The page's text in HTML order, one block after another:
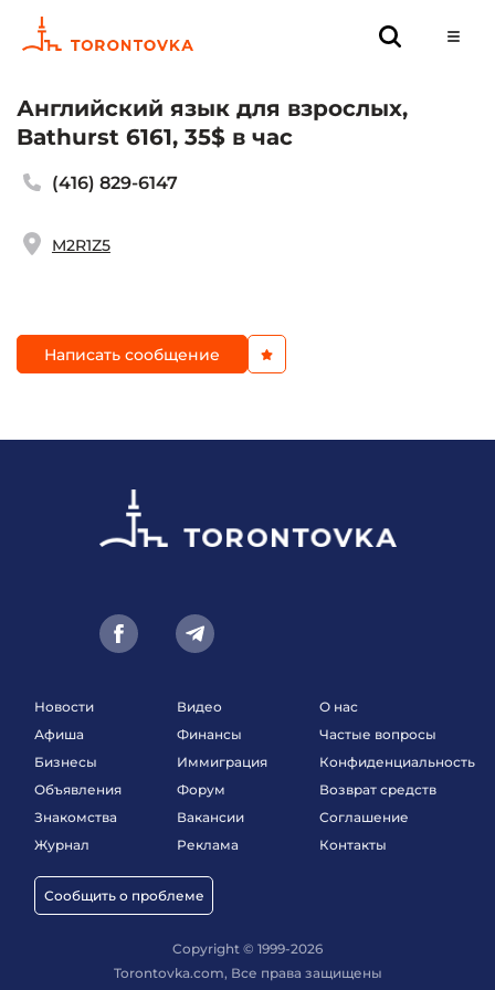
Английский язык для взрослых,
Bathurst 6161, 35$ в час
(416) 829-6147
M2R1Z5
Написать сообщение
Новости
Афиша
Бизнесы
Объявления
Знакомства
Журнал
Сообщить о проблеме
Видео
Финансы
Иммиграция
Форум
Вакансии
Реклама
О нас
Частые вопросы
Конфиденциальность
Возврат средств
Соглашение
Контакты
Copyright © 1999-2026
Torontovka.com, Все права защищены